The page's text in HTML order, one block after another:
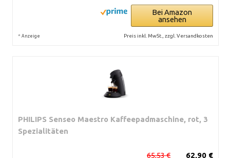
Bei Amazon
ansehen
* Anzeige Preis inkl. MwSt., zzgl. Versandkosten
PHILIPS Senseo Maestro Kaffeepadmaschine, rot, 3
Spezialitäten
62,90 €
65,53 €